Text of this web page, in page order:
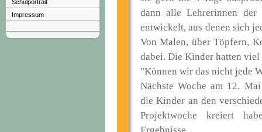
Schulportrait
Impressum
dann alle Lehrerinnen der
entwickelt, aus denen sich
Von Malen, über Töpfern,
dabei. Die Kinder hatten
"Können wir das nicht jede
Nächste Woche am 12.
die Kinder an den
Projektwoche kreiert